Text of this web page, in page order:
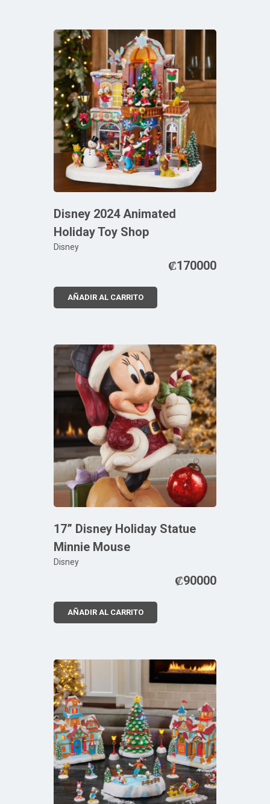
Disney 2024 Animated
Holiday Toy Shop
Disney
₡170000
AÑADIR AL CARRITO
17” Disney Holiday Statue
Minnie Mouse
Disney
₡90000
AÑADIR AL CARRITO